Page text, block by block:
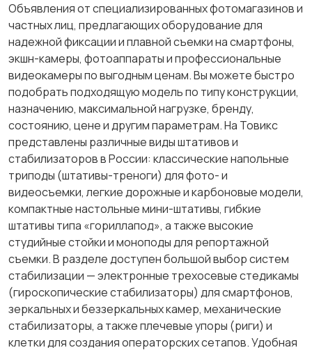
Объявления от специализированных фотомагазинов и
частных лиц, предлагающих оборудование для
надежной фиксации и плавной съемки на смартфоны,
экшн-камеры, фотоаппараты и профессиональные
видеокамеры по выгодным ценам. Вы можете быстро
подобрать подходящую модель по типу конструкции,
назначению, максимальной нагрузке, бренду,
состоянию, цене и другим параметрам. На Товикс
представлены различные виды штативов и
стабилизаторов в России: классические напольные
триподы (штативы-треноги) для фото- и
видеосъемки, легкие дорожные и карбоновые модели,
компактные настольные мини-штативы, гибкие
штативы типа «гориллапод», а также высокие
студийные стойки и моноподы для репортажной
съемки. В разделе доступен большой выбор систем
стабилизации — электронные трехосевые стедикамы
(гироскопические стабилизаторы) для смартфонов,
зеркальных и беззеркальных камер, механические
стабилизаторы, а также плечевые упоры (риги) и
клетки для создания операторских сетапов. Удобная